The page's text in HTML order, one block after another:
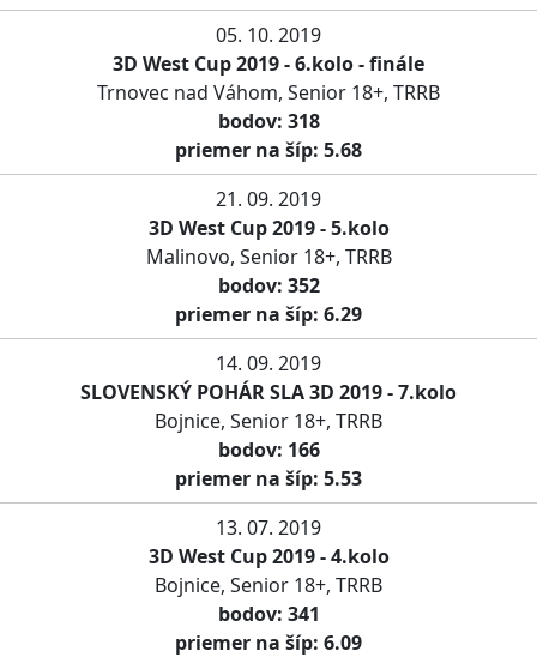
05. 10. 2019
3D West Cup 2019 - 6.kolo - finále
Trnovec nad Váhom, Senior 18+, TRRB
bodov: 318
priemer na šíp: 5.68
21. 09. 2019
3D West Cup 2019 - 5.kolo
Malinovo, Senior 18+, TRRB
bodov: 352
priemer na šíp: 6.29
14. 09. 2019
SLOVENSKÝ POHÁR SLA 3D 2019 - 7.kolo
Bojnice, Senior 18+, TRRB
bodov: 166
priemer na šíp: 5.53
13. 07. 2019
3D West Cup 2019 - 4.kolo
Bojnice, Senior 18+, TRRB
bodov: 341
priemer na šíp: 6.09